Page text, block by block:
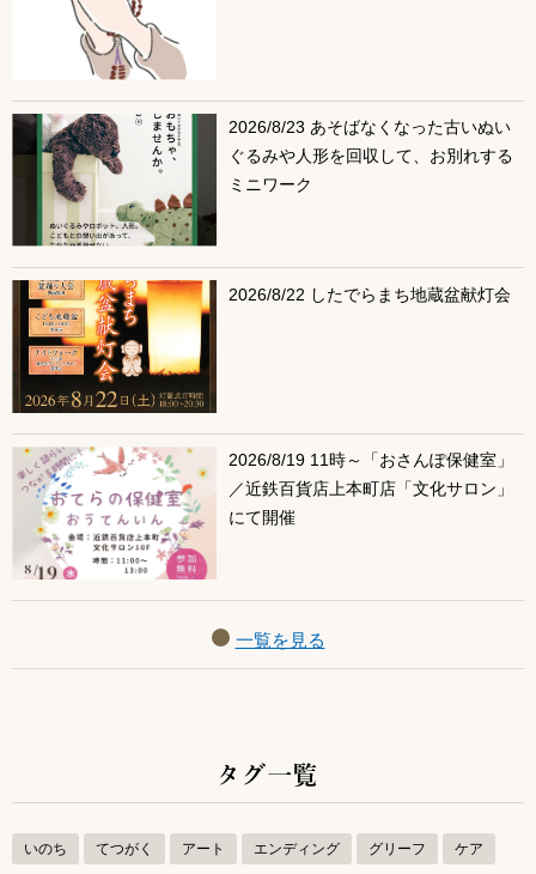
2026/8/23 あそばなくなった古いぬい
ぐるみや人形を回収して、お別れする
ミニワーク
2026/8/22 したでらまち地蔵盆献灯会
2026/8/19 11時～「おさんぽ保健室」
／近鉄百貨店上本町店「文化サロン」
にて開催
一覧を見る
タグ一覧
いのち てつがく アート エンディング グリーフ ケア